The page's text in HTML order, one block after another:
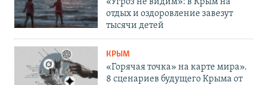
«Угроз не видим»: в Крым на
отдых и оздоровление завезут
тысячи детей
КРЫМ
«Горячая точка» на карте мира».
8 сценариев будущего Крыма от